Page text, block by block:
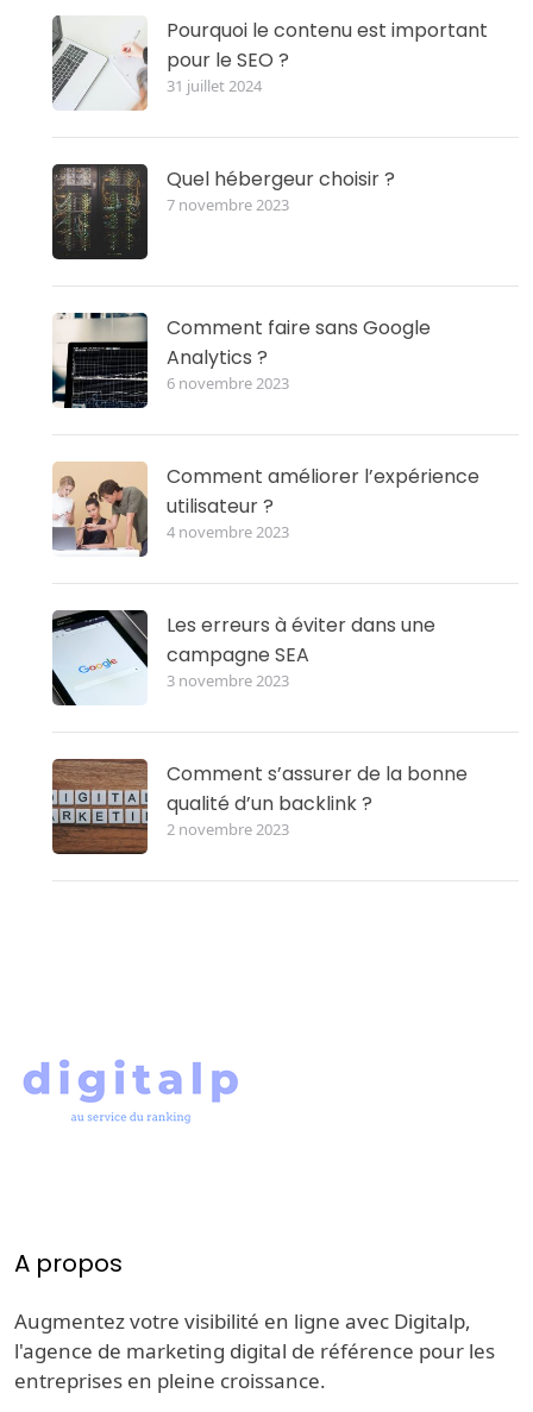
Pourquoi le contenu est important
pour le SEO ?
31 juillet 2024
Quel hébergeur choisir ?
7 novembre 2023
Comment faire sans Google
Analytics ?
6 novembre 2023
Comment améliorer l’expérience
utilisateur ?
4 novembre 2023
Les erreurs à éviter dans une
campagne SEA
3 novembre 2023
Comment s’assurer de la bonne
qualité d’un backlink ?
2 novembre 2023
A propos
Augmentez votre visibilité en ligne avec Digitalp,
l'agence de marketing digital de référence pour les
entreprises en pleine croissance.